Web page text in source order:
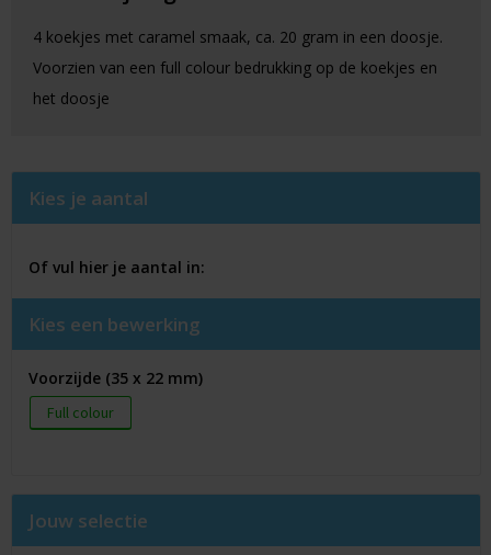
4 koekjes met caramel smaak, ca. 20 gram in een doosje.
Voorzien van een full colour bedrukking op de koekjes en
het doosje
Kies je aantal
Of vul hier je aantal in:
Kies een bewerking
Voorzijde (35 x 22 mm)
Full colour
Jouw selectie